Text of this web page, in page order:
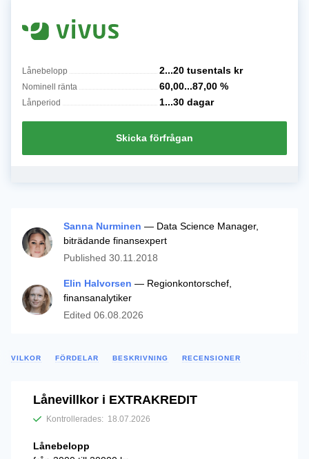
Lånebelopp 2...20 tusentals kr
Nominell ränta 60,00...87,00 %
Lånperiod 1...30 dagar
Skicka förfrågan
Sanna Nurminen — Data Science Manager,
biträdande finansexpert
Published 30.11.2018
Elin Halvorsen — Regionkontorschef,
finansanalytiker
Edited 06.08.2026
VILKOR FÖRDELAR BESKRIVNING RECENSIONER
Lånevillkor i EXTRAKREDIT
Kontrollerades: 18.07.2026
Lånebelopp